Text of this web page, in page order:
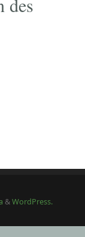
des
&WordPress.